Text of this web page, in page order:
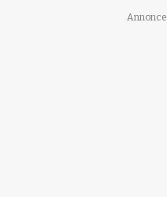
Annonce